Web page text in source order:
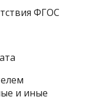
ФГОС
и иные